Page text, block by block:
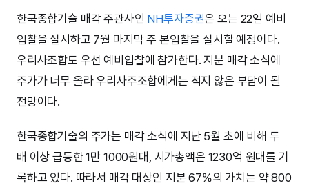
한국종합기술 매각 주관사인 NH투자증권은 오는 22일 예비
입찰을 실시하고 7월 마지막 주 본입찰을 실시할 예정이다.
우리사조합도 우선 예비입찰에 참가한다. 지분 매각 소식에
주가가 너무 올라 우리사주조합에게는 적지 않은 부담이 될
전망이다.
한국종합기술의 주가는 매각 소식에 지난 5월 초에 비해 두
배 이상 급등한 1만 1000원대, 시가총액은 1230억 원대를 기
록하고 있다. 따라서 매각 대상인 지분 67%의 가치는 약 800